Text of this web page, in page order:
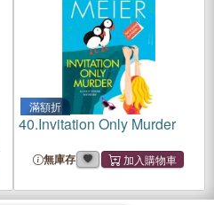
滿額折
40.Invitation Only Murder
無庫存